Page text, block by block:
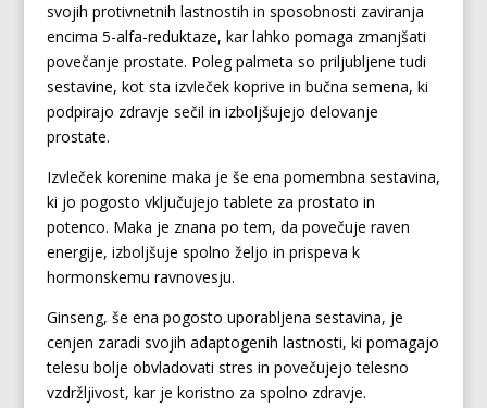
svojih protivnetnih lastnostih in sposobnosti zaviranja
encima 5-alfa-reduktaze, kar lahko pomaga zmanjšati
povečanje prostate. Poleg palmeta so priljubljene tudi
sestavine, kot sta izvleček koprive in bučna semena, ki
podpirajo zdravje sečil in izboljšujejo delovanje
prostate.
Izvleček korenine maka je še ena pomembna sestavina,
ki jo pogosto vključujejo tablete za prostato in
potenco. Maka je znana po tem, da povečuje raven
energije, izboljšuje spolno željo in prispeva k
hormonskemu ravnovesju.
Ginseng, še ena pogosto uporabljena sestavina, je
cenjen zaradi svojih adaptogenih lastnosti, ki pomagajo
telesu bolje obvladovati stres in povečujejo telesno
vzdržljivost, kar je koristno za spolno zdravje.